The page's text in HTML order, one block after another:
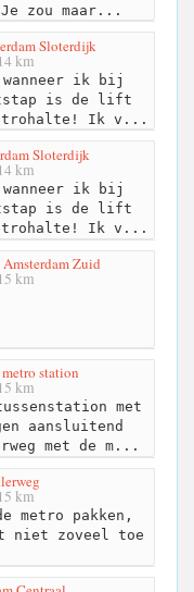
zou maar...
Sloterdijk
km
ik bij
is de lift
Ik v...
Sloterdijk
km
ik bij
is de lift
Ik v...
Zuid
km
station
km
met
aansluitend
met de m...
km
metro pakken,
niet zoveel toe